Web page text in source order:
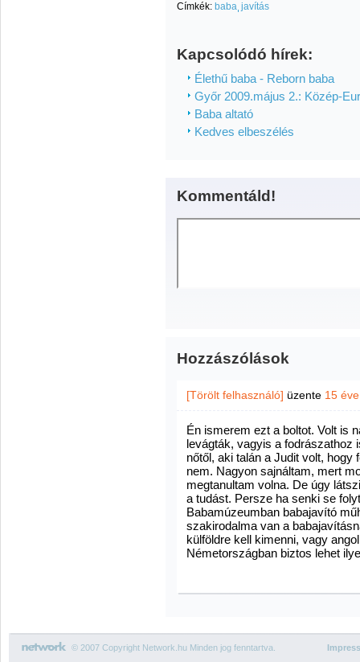
Címkék: baba javítás
Kapcsolódó hírek:
Élethű baba - Reborn baba
Győr 2009.május 2.: Közép-
Baba altató
Kedves elbeszélés
Kommentáld!
Hozzászólások
[Törölt felhasználó] üzente 15 éve
Én ismerem ezt a boltot. Volt is
levágták, vagyis a fodrászathoz
nőtől, aki talán a Judit volt,
nem. Nagyon sajnáltam, mert
megtanultam volna. De úgy
a tudást. Persze ha senki se
Babamúzeumban babajavító
szakirodalma van a
külföldre kell kimenni, vagy
Németországban biztos lehet
© 2007 Copyright Network.hu Minden jog fenntartva.